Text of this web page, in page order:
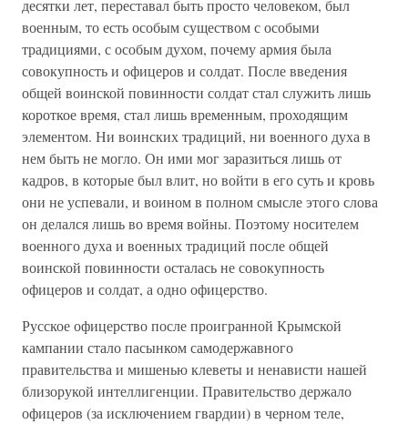
десятки лет, переставал быть просто человеком, был
военным, то есть особым существом с особыми
традициями, с особым духом, почему армия была
совокупность и офицеров и солдат. После введения
общей воинской повинности солдат стал служить лишь
короткое время, стал лишь временным, проходящим
элементом. Ни воинских традиций, ни военного духа в
нем быть не могло. Он ими мог заразиться лишь от
кадров, в которые был влит, но войти в его суть и кровь
они не успевали, и воином в полном смысле этого слова
он делался лишь во время войны. Поэтому носителем
военного духа и военных традиций после общей
воинской повинности осталась не совокупность
офицеров и солдат, а одно офицерство.
Русское офицерство после проигранной Крымской
кампании стало пасынком самодержавного
правительства и мишенью клеветы и ненависти нашей
близорукой интеллигенции. Правительство держало
офицеров (за исключением гвардии) в черном теле,